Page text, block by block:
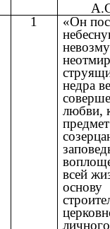
1
«Он
недра
любви,
предмет
всей
основу